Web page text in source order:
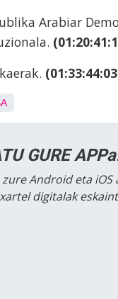
Arabiar
GURE
zure Android eta
digitalak